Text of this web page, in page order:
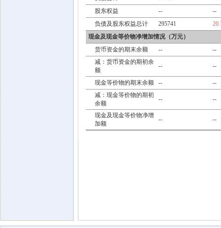
股东权益
--
--
负债及股东权益总计
295741
现金及现金等价物净增加情况（万元）
货币资金的期末余额
--
--
减：货币资金的期初余
额
-- --
现金等价物的期末余额 --
--
减：现金等价物的期初
余额
-- --
现金及现金等价物净增
加额
-- --